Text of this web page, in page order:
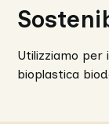
Utilizziamo
bioplastica